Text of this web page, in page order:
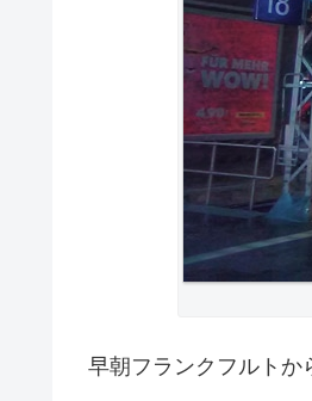
早朝フランクフルトか